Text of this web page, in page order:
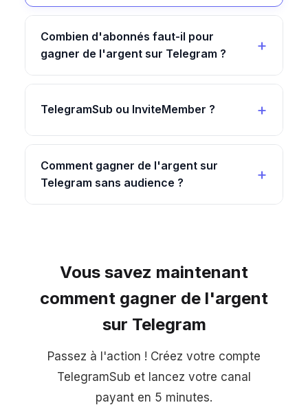
Combien d'abonnés faut-il pour
gagner de l'argent sur Telegram ?
TelegramSub ou InviteMember ?
Comment gagner de l'argent sur
Telegram sans audience ?
Vous savez maintenant
comment gagner de l'argent
sur Telegram
Passez à l'action ! Créez votre compte
TelegramSub et lancez votre canal
payant en 5 minutes.